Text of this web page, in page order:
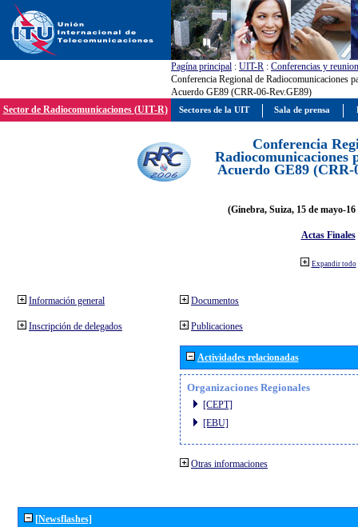
Pagína principal : UIT-R : Conferencias y
Conferencia Regional de Radiocomunicaciones
Acuerdo GE89 (CRR-06-Rev.GE89)
Sector de Radiocomunicaciones (UIT-R)
Conferencia
Radiocomunicaciones
Acuerdo GE89 (CRR-
(Ginebra, Suiza, 15 de mayo-
Actas Finales
Expandir todo
Información general
Inscripción de delegados
Documentos
Publicaciones
Actividades relacionadas
Organizaciones Regionales
[CEPT]
[EBU]
Otras informaciones
[Newsflashes]
Sectores de la UIT Sala de prensa